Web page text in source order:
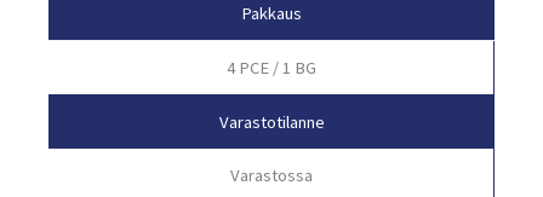
Pakkaus
4 PCE / 1 BG
Varastotilanne
Varastossa